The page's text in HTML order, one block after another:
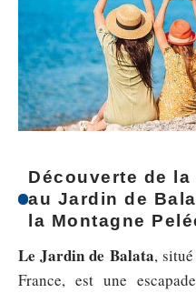
Découverte de
au Jardin de
la Montagne
Le Jardin de Balata,
France, est une